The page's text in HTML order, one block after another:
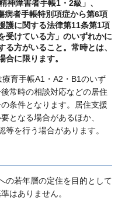
神障害者手帳1・2級」、
病者手帳特別項症から第6項
護に関する法律第11条第1項
受けている方」のいずれかに
方がいること。 常時とは、
に限ります。
育手帳A1・A2・B1のいず
常時の相談対応などの居住
条件となります。居住支援
となる場合があるほか、
等を行う場合があります。
の若年層の定住を目的として
はありません。